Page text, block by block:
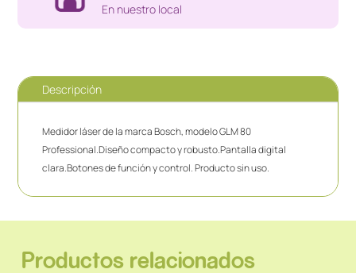
En nuestro local
Descripción
Medidor láser de la marca Bosch, modelo GLM 80
Professional.Diseño compacto y robusto.Pantalla digital
clara.Botones de función y control. Producto sin uso.
Productos relacionados